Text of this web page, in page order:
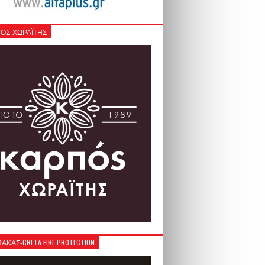
ΧΩΡΑΪΤΗΣ
CRETA FIRE PROTECTION